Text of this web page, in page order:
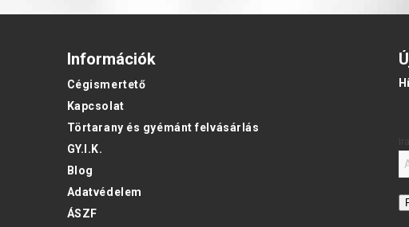
Információk
Cégismertető
Kapcsolat
Törtarany és gyémánt felvásárlás
GY.I.K.
Blog
Adatvédelem
ÁSZF